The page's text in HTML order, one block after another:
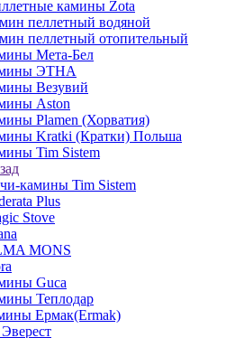
камины Zota
пеллетный водяной
пеллетный отопительный
Мета-Бел
ЭТНА
Везувий
Aston
Plamen (Хорватия)
Kratki (Кратки) Польша
Tim Sistem
камины Tim Sistem
Plus
Stove
MONS
Guca
Теплодар
Ермак(Ermak)